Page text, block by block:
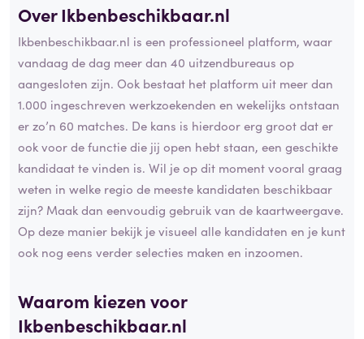
Over Ikbenbeschikbaar.nl
Ikbenbeschikbaar.nl is een professioneel platform, waar
vandaag de dag meer dan 40 uitzendbureaus op
aangesloten zijn. Ook bestaat het platform uit meer dan
1.000 ingeschreven werkzoekenden en wekelijks ontstaan
er zo’n 60 matches. De kans is hierdoor erg groot dat er
ook voor de functie die jij open hebt staan, een geschikte
kandidaat te vinden is. Wil je op dit moment vooral graag
weten in welke regio de meeste kandidaten beschikbaar
zijn? Maak dan eenvoudig gebruik van de kaartweergave.
Op deze manier bekijk je visueel alle kandidaten en je kunt
ook nog eens verder selecties maken en inzoomen.
Waarom kiezen voor
Ikbenbeschikbaar.nl